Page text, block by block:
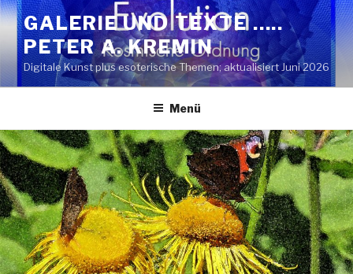
Zum
Inhalt
springen
GALERIE UND TEXTE …..
PETER A. KREMIN
Digitale Kunst plus esoterische Themen; aktualisiert Juni 2026
Menü